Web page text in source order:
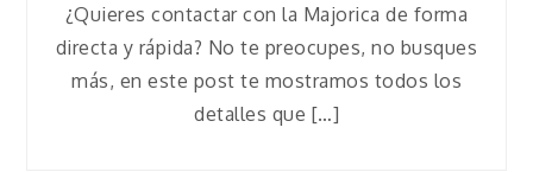
¿Quieres contactar con la Majorica de forma
directa y rápida? No te preocupes, no busques
más, en este post te mostramos todos los
detalles que […]